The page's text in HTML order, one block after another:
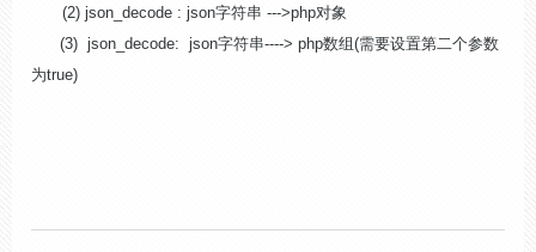
(2) json_decode : json字符串 --->php对象
(3) json_decode: json字符串----> php数组(需要设置第二个参数
为true)